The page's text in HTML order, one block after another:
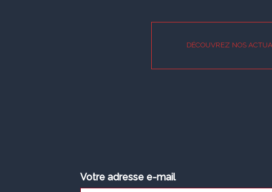
DÉCOUVREZ NOS
Votre adresse e-mail